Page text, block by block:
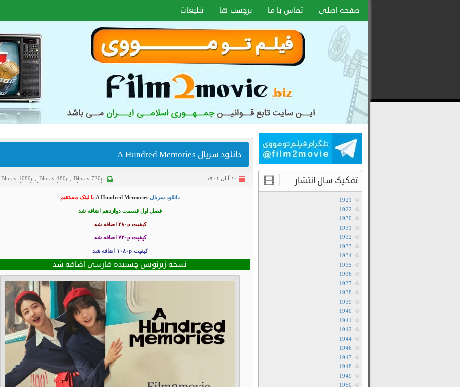
صفحه اصلی تماس با ما برچسب ها تبلیغات
دانلود سریال A Hundred Memories
۱۰ آبان ۱۴۰۴ Bluray 1080p Bluray 480p Bluray 720p
تاریخی
درام سریال سریال کره ای
دانلود سریال
با لینک مستقیم
فصل اول قسمت دوازدهم اضافه شد
کیفیت ۴۸۰p اضافه شد
کیفیت ۷۲۰p اضافه شد
کیفیت ۱۰۸۰p اضافه شد
نسخه زیرنویس چسبیده فارسی اضافه شد
تفکیک سال انتشار
1921
1922
1930
1931
1932
1933
1934
1935
1936
1937
1938
1939
1940
1941
1942
1944
1946
1947
1948
1949
1950